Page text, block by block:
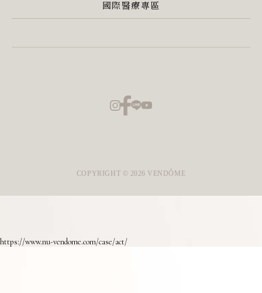
國際醫療專區
COPYRIGHT © 2026 VENDÔME
https://www.nu-vendome.com/case/act/